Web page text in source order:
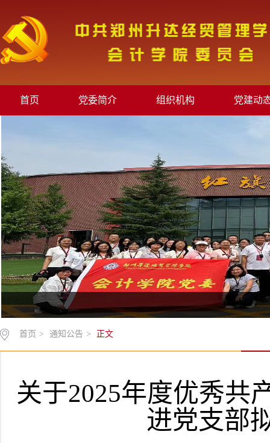
首页 党委简介 组织机构 党建动
首页 > 通知公告 > 正文
关于2025年度优秀共
进党支部